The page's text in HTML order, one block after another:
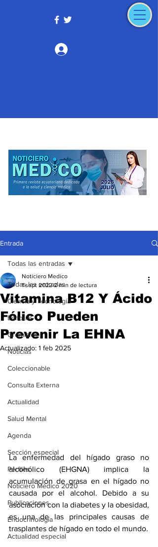
Entrada
Todas las entradas
Ciencia y Tecnología
Editorial
Gremiales
Noticias
Coleccionable
Consulta Externa
Actualidad
Salud Mental
Agenda
Sección especial
Perfiles
Noticiero Médico 2020
Publicaciones
Endocrinología
Actualidad especial
Todas las entradas
Vitamina B12 Y Ácido
Fólico Pueden
Prevenir La EHNA
Noticiero Medico
1 sept 2022 2 min de lectura
Actualizado: 1 feb 2025
La enfermedad del hígado graso no
alcohólico (EHGNA) implica la
acumulación de grasa en el hígado no
causada por el alcohol. Debido a su
asociación con la diabetes y la obesidad,
trasplantes de hígado en todo el mundo.